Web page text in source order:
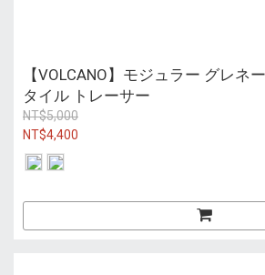
【VOLCANO】モジュラー グレネ
タイル トレーサー
NT$5,000
NT$4,400